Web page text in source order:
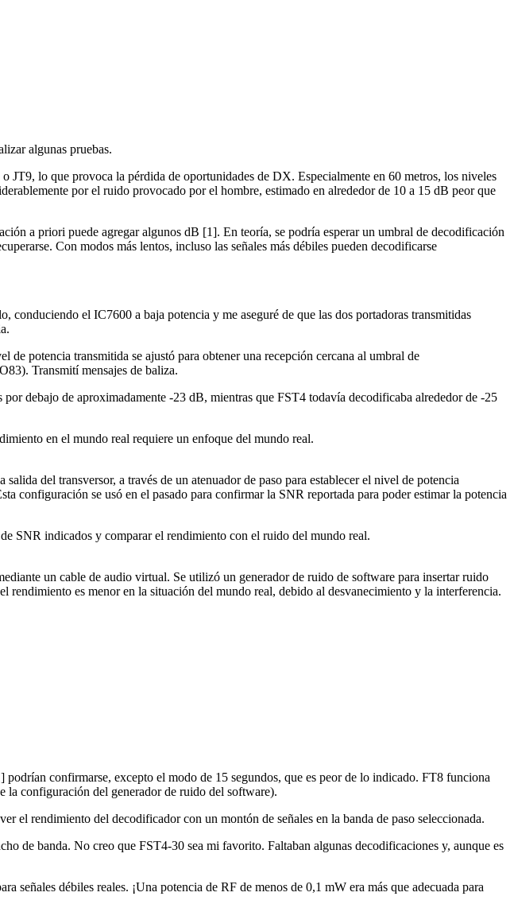
algunas pruebas.
JT9, lo que provoca la pérdida de oportunidades de DX. Especialmente en 60 metros, los niveles
por el ruido provocado por el hombre, estimado en alrededor de 10 a 15 dB peor que
a priori puede agregar algunos dB [1]. En teoría, se podría esperar un umbral de decodificación
Con modos más lentos, incluso las señales más débiles pueden decodificarse
el IC7600 a baja potencia y me aseguré de que las dos portadoras transmitidas
potencia transmitida se ajustó para obtener una recepción cercana al umbral de
Transmití mensajes de baliza.
debajo de aproximadamente -23 dB, mientras que FST4 todavía decodificaba alrededor de -25
en el mundo real requiere un enfoque del mundo real.
del transversor, a través de un atenuador de paso para establecer el nivel de potencia
configuración se usó en el pasado para confirmar la SNR reportada para poder estimar la potencia
SNR indicados y comparar el rendimiento con el ruido del mundo real.
un cable de audio virtual. Se utilizó un generador de ruido de software para insertar ruido
es menor en la situación del mundo real, debido al desvanecimiento y la interferencia.
confirmarse, excepto el modo de 15 segundos, que es peor de lo indicado. FT8 funciona
configuración del generador de ruido del software).
el rendimiento del decodificador con un montón de señales en la banda de paso seleccionada.
de banda. No creo que FST4-30 sea mi favorito. Faltaban algunas decodificaciones y, aunque es
débiles reales. ¡Una potencia de RF de menos de 0,1 mW era más que adecuada para